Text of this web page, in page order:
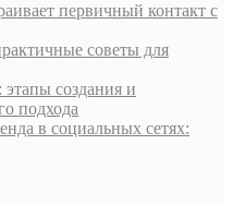
первичный контакт с
советы для
этапы создания и
подхода
в социальных сетях: